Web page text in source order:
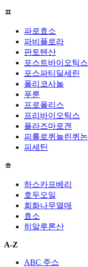
ㅍ
파로효소
파비플로라
판토텐산
포스트바이오틱스
포스파티딜세린
폴리코사놀
푸룬
프로폴리스
프리바이오틱스
플라즈마로겐
피롤로퀴놀린퀴논
피세틴
ㅎ
하스카프베리
호두오일
회화나무열매
효소
히알루론산
A-Z
ABC 주스